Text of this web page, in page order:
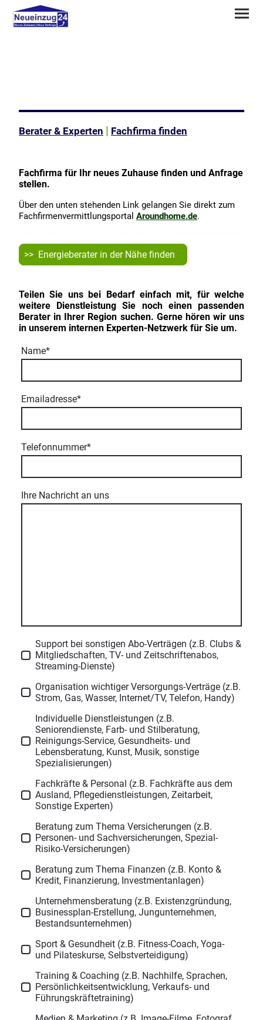
Berater & Experten | Fachfirma finden
Fachfirma für Ihr neues Zuhause finden und Anfrage
stellen.
Über den unten stehenden Link gelangen Sie direkt zum
Fachfirmenvermittlungsportal Aroundhome.de.
>> Energieberater in der Nähe finden
Teilen Sie uns bei Bedarf einfach mit, für welche
weitere Dienstleistung Sie noch einen passenden
Berater in Ihrer Region suchen. Gerne hören wir uns
in unserem internen Experten-Netzwerk für Sie um.
Name*
Emailadresse*
Telefonnummer*
Ihre Nachricht an uns
Support bei sonstigen Abo-Verträgen (z.B. Clubs &
Mitgliedschaften, TV- und Zeitschriftenabos,
Streaming-Dienste)
Organisation wichtiger Versorgungs-Verträge (z.B.
Strom, Gas, Wasser, Internet/TV, Telefon, Handy)
Individuelle Dienstleistungen (z.B.
Seniorendienste, Farb- und Stilberatung,
Reinigungs-Service, Gesundheits- und
Lebensberatung, Kunst, Musik, sonstige
Spezialisierungen)
Fachkräfte & Personal (z.B. Fachkräfte aus dem
Ausland, Pflegedienstleistungen, Zeitarbeit,
Sonstige Experten)
Beratung zum Thema Versicherungen (z.B.
Personen- und Sachversicherungen, Spezial-
Risiko-Versicherungen)
Beratung zum Thema Finanzen (z.B. Konto &
Kredit, Finanzierung, Investmentanlagen)
Unternehmensberatung (z.B. Existenzgründung,
Businessplan-Erstellung, Jungunternehmen,
Bestandsunternehmen)
Sport & Gesundheit (z.B. Fitness-Coach, Yoga-
und Pilateskurse, Selbstverteidigung)
Training & Coaching (z.B. Nachhilfe, Sprachen,
Persönlichkeitsentwicklung, Verkaufs- und
Führungskräftetraining)